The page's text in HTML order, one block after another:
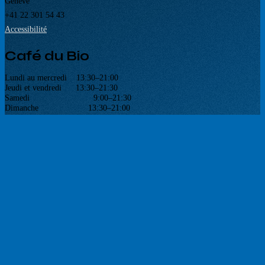
+41 22 301 54 43
Accessibilité
Café du Bio
Lundi au mercredi 13:30–21:00
Jeudi et vendredi 13:30–21:30
Samedi 9:00–21:30
Dimanche 13:30–21:00